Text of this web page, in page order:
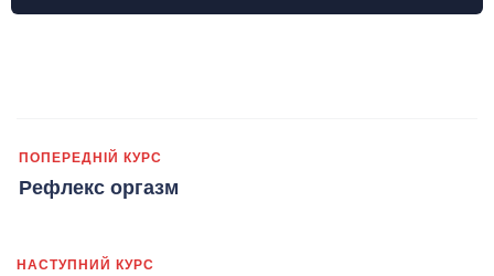
ПОПЕРЕДНІЙ КУРС
Рефлекс оргазм
НАСТУПНИЙ КУРС